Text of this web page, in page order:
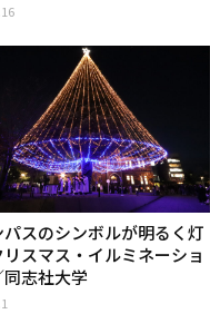
パスのシンボルが明るく灯
スマス・イルミネーショ
同志社大学